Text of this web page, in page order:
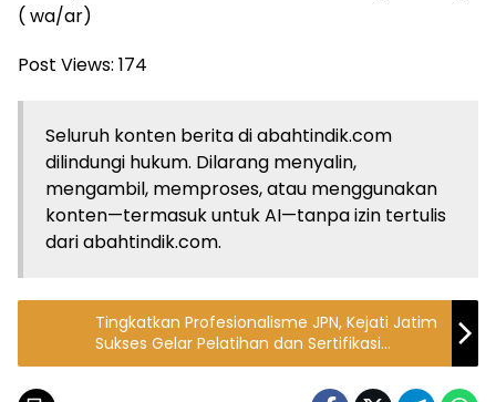
( wa/ar)
Post Views: 174
Seluruh konten berita di abahtindik.com
dilindungi hukum. Dilarang menyalin,
mengambil, memproses, atau menggunakan
konten—termasuk untuk AI—tanpa izin tertulis
dari abahtindik.com.
Tingkatkan Profesionalisme JPN, Kejati Jatim
Sukses Gelar Pelatihan dan Sertifikasi
Mediator